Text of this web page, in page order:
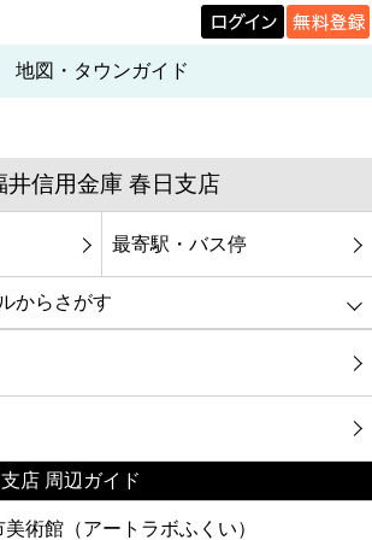
地図・タウンガイド
井信用金庫 春日支店
最寄駅・バス停
からさがす
店 周辺ガイド
術館（アートラボふくい）